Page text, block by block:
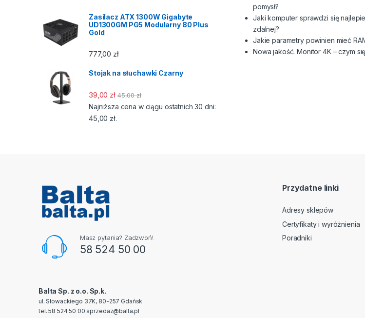
Zasilacz ATX 1300W Gigabyte
UD1300GM PG5 Modularny 80 Plus
Gold
777,00 zł
Stojak na słuchawki Czarny
39,00 zł 45,00zł
Najniższa cena w ciągu ostatnich 30 dni:
45,00 zł.
pomysł?
Jaki komputer sprawdzi się
zdalnej?
Jakie parametry powinien mieć
Nowa jakość. Monitor 4K – czym
Masz pytania? Zadzwoń!
58 524 50 00
Balta Sp. z o.o. Sp.k.
ul. Słowackiego 37K, 80-257 Gdańsk
tel. 58 524 50 00sprzedaz@balta.pl
Przydatne linki
Adresy sklepów
Certyfikaty i wyróżnienia
Poradniki